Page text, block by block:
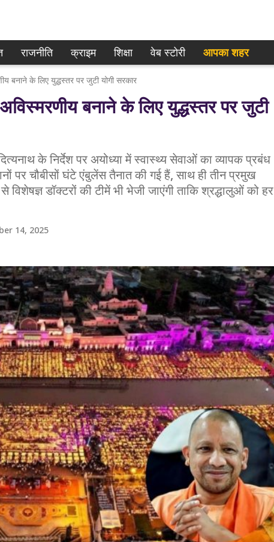
राजनीति क्राइम शिक्षा वेब स्टोरी आपका शहर
बनाने के लिए युद्धस्तर पर जुटी योगी सरकार
बनाने के लिए युद्धस्तर पर जुटी
के निर्देश पर अयोध्या में स्वास्थ्य सेवाओं का व्यापक प्रबंध
पर चौबीसों घंटे एंबुलेंस तैनात की गई हैं, साथ ही तीन प्रमुख
डॉक्टरों की टीमें भी भेजी जाएंगी ताकि श्रद्धालुओं को हर
14, 2025